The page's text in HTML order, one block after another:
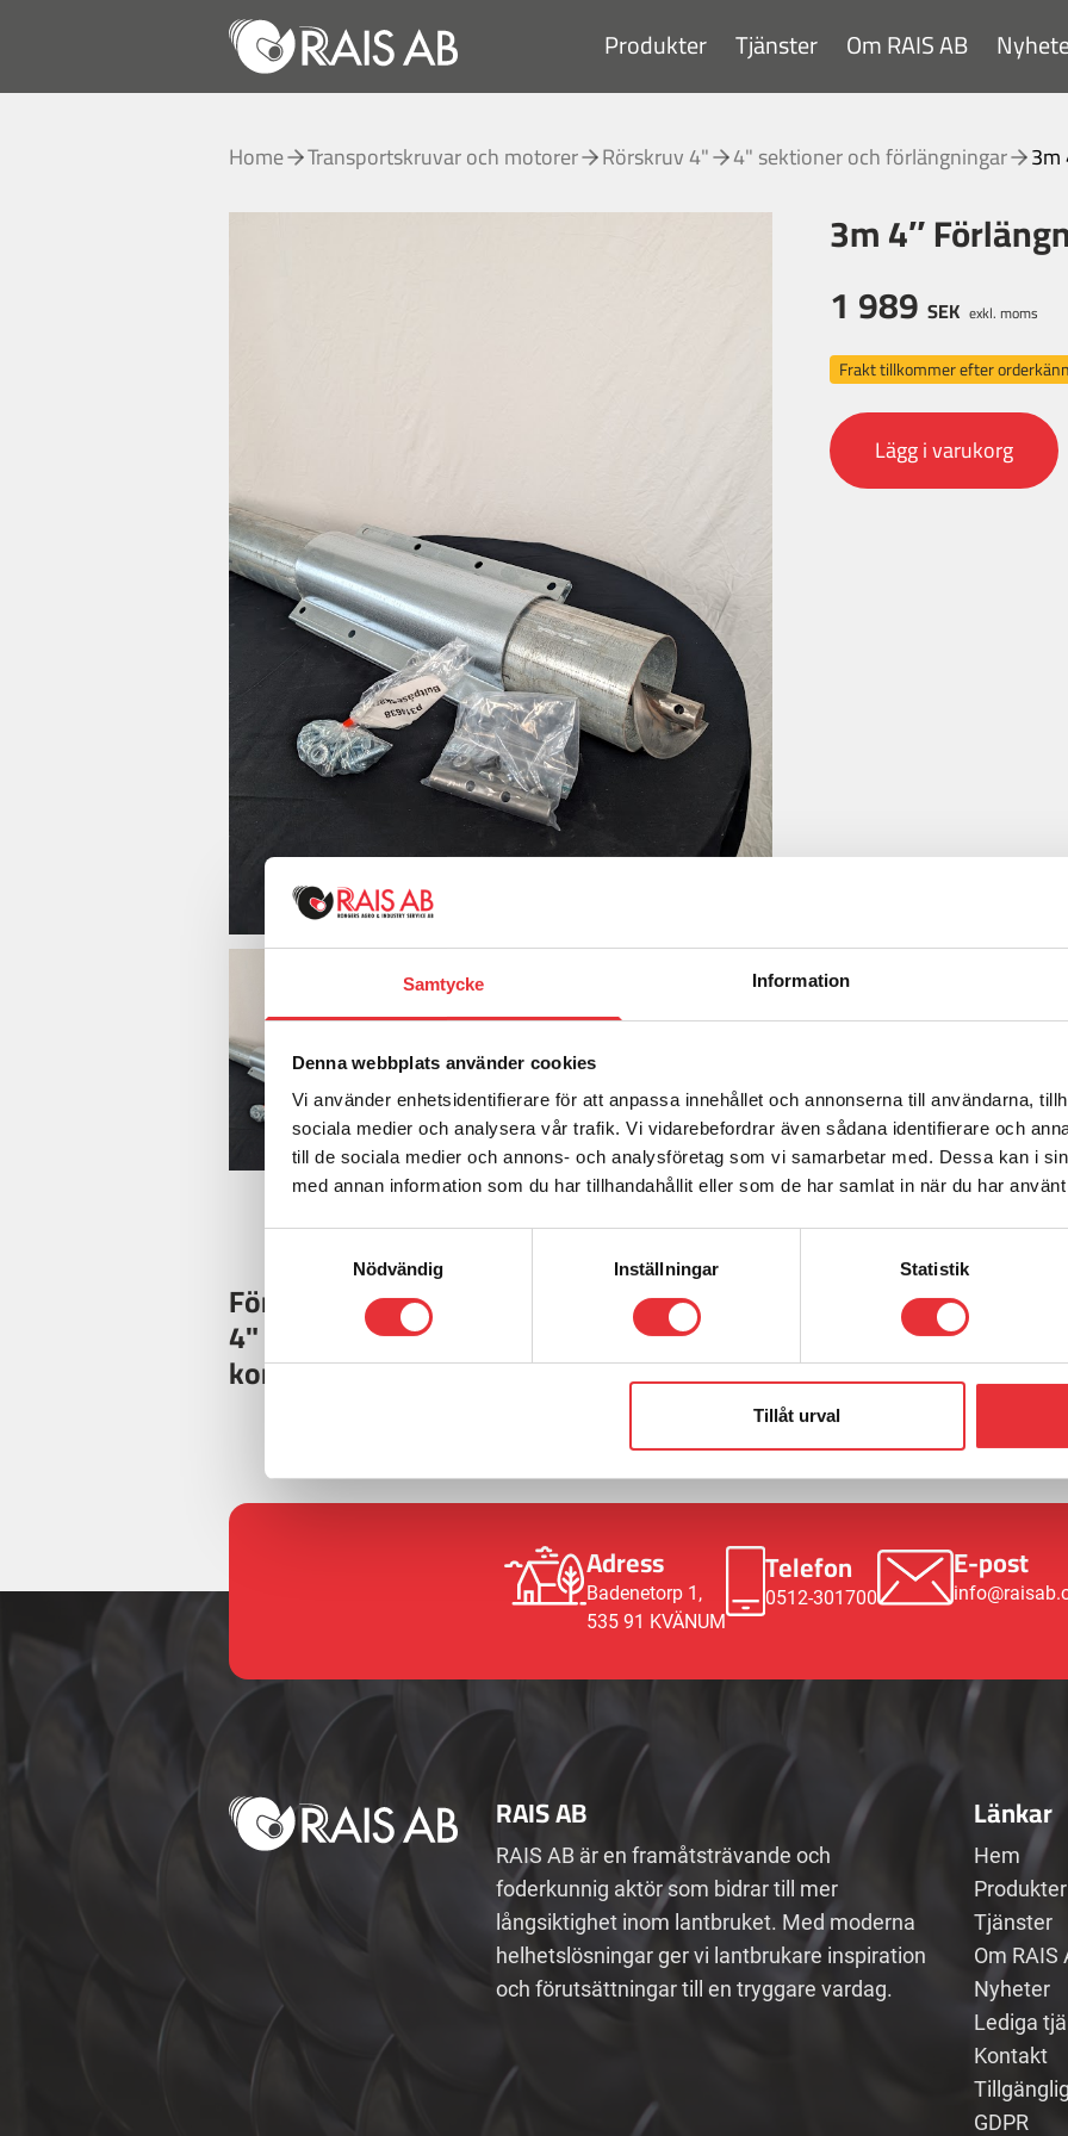
Samtycke Information
Denna webbplats använder cookies
Vi använder enhetsidentifierare för att anpassa innehållet och annonserna till användarna,
sociala medier och analysera vår trafik. Vi vidarebefordrar även sådana identifierare och
till de sociala medier och annons- och analysföretag som vi samarbetar med. Dessa kan i
med annan information som du har tillhandahållit eller som de har samlat in när du har
Nödvändig
Inställningar Statistik
Tillåt urval
Produkter Tjänster Om RAIS AB
Home Transportskruvar och motorer Rörskruv 4" 4" sektioner och förlängningar 3m
3m 4″
1 989 SEK exkl. moms
Frakt tillkommer efter
Lägg i varukorg
För mer information om
4" sektioner och förlängningar,
kontakta oss: 0512-301700
Adress
Badenetorp 1,
535 91 KVÄNUM
Telefon
0512-301700
E-post
RAIS AB
RAIS AB är en framåtsträvande och
foderkunnig aktör som bidrar till mer
långsiktighet inom lantbruket. Med moderna
helhetslösningar ger vi lantbrukare inspiration
och förutsättningar till en tryggare vardag.
Länkar
Hem
Produkter
Tjänster
Om RAIS
Nyheter
Lediga
Kontakt
GDPR